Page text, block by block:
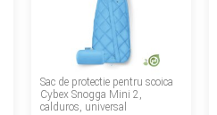
Sac de protectie pentru scoica
Cybex Snogga Mini 2,
calduros, universal